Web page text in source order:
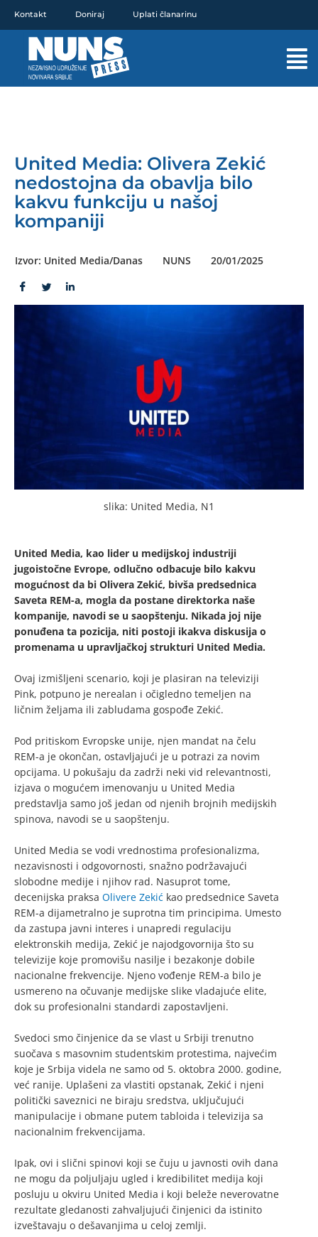
sadržaj
Kontakt Doniraj Uplati članarinu
United Media: Olivera Zekić
nedostojna da obavlja bilo
kakvu funkciju u našoj
kompaniji
Izvor: United Media/Danas NUNS 20/01/2025
slika: United Media, N1
United Media, kao lider u medijskoj industriji
jugoistočne Evrope, odlučno odbacuje bilo kakvu
mogućnost da bi Olivera Zekić, bivša predsednica
Saveta REM-a, mogla da postane direktorka naše
kompanije, navodi se u saopštenju. Nikada joj nije
ponuđena ta pozicija, niti postoji ikakva diskusija o
promenama u upravljačkoj strukturi United Media.
Ovaj izmišljeni scenario, koji je plasiran na televiziji
Pink, potpuno je nerealan i očigledno temeljen na
ličnim željama ili zabludama gospođe Zekić.
Pod pritiskom Evropske unije, njen mandat na čelu
REM-a je okončan, ostavljajući je u potrazi za novim
opcijama. U pokušaju da zadrži neki vid relevantnosti,
izjava o mogućem imenovanju u United Media
predstavlja samo još jedan od njenih brojnih medijskih
spinova, navodi se u saopštenju.
United Media se vodi vrednostima profesionalizma,
nezavisnosti i odgovornosti, snažno podržavajući
slobodne medije i njihov rad. Nasuprot tome,
decenijska praksa Olivere Zekić kao predsednice Saveta
REM-a dijametralno je suprotna tim principima. Umesto
da zastupa javni interes i unapredi regulaciju
elektronskih medija, Zekić je najodgovornija što su
televizije koje promovišu nasilje i bezakonje dobile
nacionalne frekvencije. Njeno vođenje REM-a bilo je
usmereno na očuvanje medijske slike vladajuće elite,
dok su profesionalni standardi zapostavljeni.
Svedoci smo činjenice da se vlast u Srbiji trenutno
suočava s masovnim studentskim protestima, najvećim
koje je Srbija videla ne samo od 5. oktobra 2000. godine,
već ranije. Uplašeni za vlastiti opstanak, Zekić i njeni
politički saveznici ne biraju sredstva, uključujući
manipulacije i obmane putem tabloida i televizija sa
nacionalnim frekvencijama.
Ipak, ovi i slični spinovi koji se čuju u javnosti ovih dana
ne mogu da poljuljaju ugled i kredibilitet medija koji
posluju u okviru United Media i koji beleže neverovatne
rezultate gledanosti zahvaljujući činjenici da istinito
izveštavaju o dešavanjima u celoj zemlji.